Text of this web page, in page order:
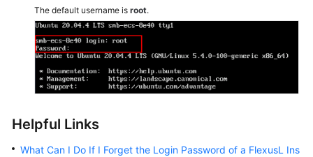
The default username is root.
Helpful Links
What Can I Do If I Forget the Login Password of a FlexusL Ins